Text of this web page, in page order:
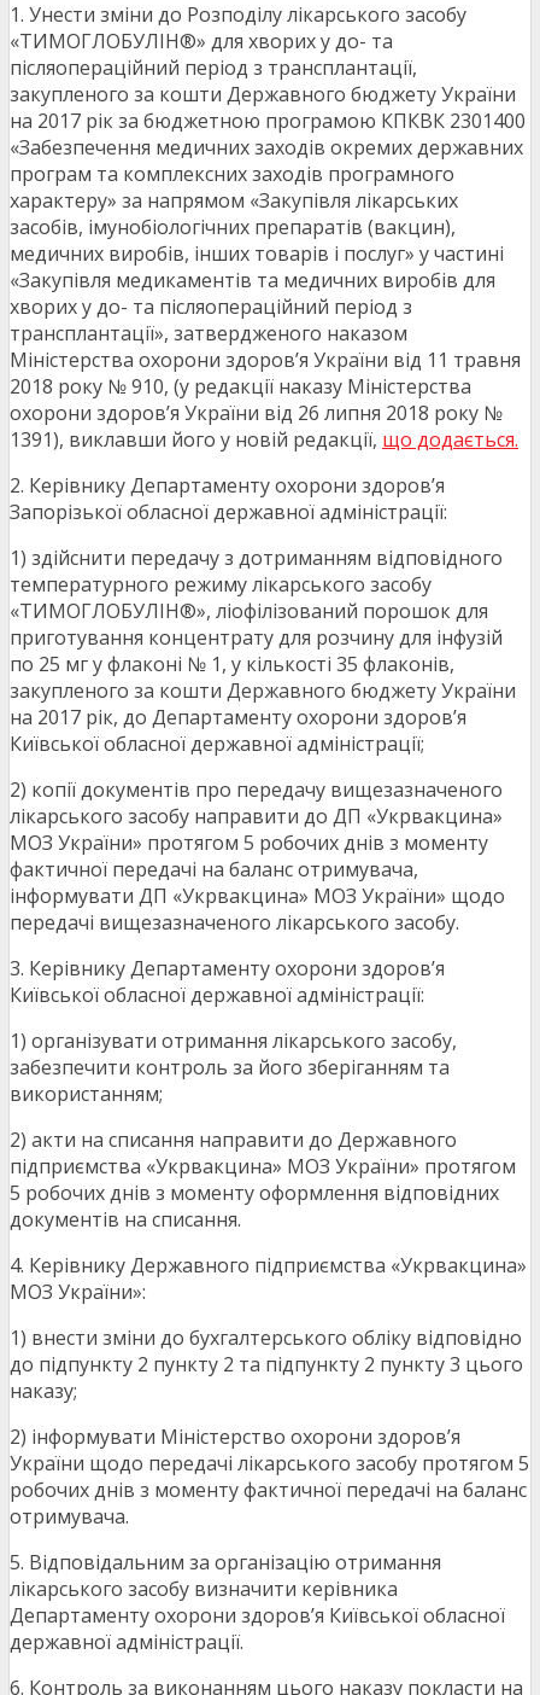
1. Унести зміни до Розподілу лікарського засобу
«ТИМОГЛОБУЛІН®» для хворих у до- та
післяопераційний період з трансплантації,
закупленого за кошти Державного бюджету України
на 2017 рік за бюджетною програмою КПКВК 2301400
«Забезпечення медичних заходів окремих державних
програм та комплексних заходів програмного
характеру» за напрямом «Закупівля лікарських
засобів, імунобіологічних препаратів (вакцин),
медичних виробів, інших товарів і послуг» у частині
«Закупівля медикаментів та медичних виробів для
хворих у до- та післяопераційний період з
трансплантації», затвердженого наказом
Міністерства охорони здоров’я України від 11 травня
2018 року № 910, (у редакції наказу Міністерства
охорони здоров’я України від 26 липня 2018 року №
1391), виклавши його у новій редакції, що додається.
2. Керівнику Департаменту охорони здоров’я
Запорізької обласної державної адміністрації:
1) здійснити передачу з дотриманням відповідного
температурного режиму лікарського засобу
«ТИМОГЛОБУЛІН®», ліофілізований порошок для
приготування концентрату для розчину для інфузій
по 25 мг у флаконі № 1, у кількості 35 флаконів,
закупленого за кошти Державного бюджету України
на 2017 рік, до Департаменту охорони здоров’я
Київської обласної державної адміністрації;
2) копії документів про передачу вищезазначеного
лікарського засобу направити до ДП «Укрвакцина»
МОЗ України» протягом 5 робочих днів з моменту
фактичної передачі на баланс отримувача,
інформувати ДП «Укрвакцина» МОЗ України» щодо
передачі вищезазначеного лікарського засобу.
3. Керівнику Департаменту охорони здоров’я
Київської обласної державної адміністрації:
1) організувати отримання лікарського засобу,
забезпечити контроль за його зберіганням та
використанням;
2) акти на списання направити до Державного
підприємства «Укрвакцина» МОЗ України» протягом
5 робочих днів з моменту оформлення відповідних
документів на списання.
4. Керівнику Державного підприємства «Укрвакцина»
МОЗ України»:
1) внести зміни до бухгалтерського обліку відповідно
до підпункту 2 пункту 2 та підпункту 2 пункту 3 цього
наказу;
2) інформувати Міністерство охорони здоров’я
України щодо передачі лікарського засобу протягом 5
робочих днів з моменту фактичної передачі на баланс
отримувача.
5. Відповідальним за організацію отримання
лікарського засобу визначити керівника
Департаменту охорони здоров’я Київської обласної
державної адміністрації.
6. Контроль за виконанням цього наказу покласти на